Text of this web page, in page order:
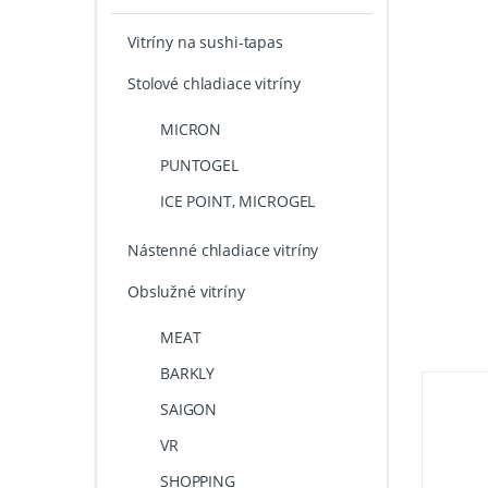
Vitríny na sushi-tapas
Stolové chladiace vitríny
MICRON
PUNTOGEL
ICE POINT, MICROGEL
Nástenné chladiace vitríny
Obslužné vitríny
MEAT
BARKLY
SAIGON
VR
SHOPPING